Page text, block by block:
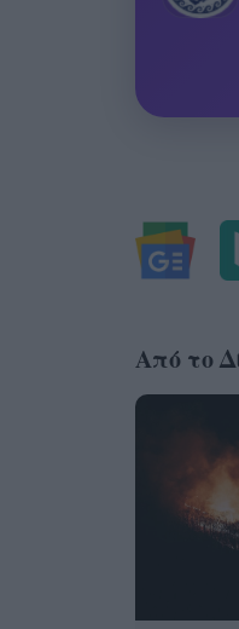
Από το